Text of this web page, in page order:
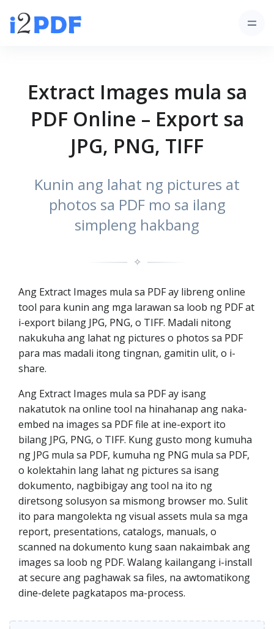
Extract Images mula sa
PDF Online – Export sa
JPG, PNG, TIFF
Kunin ang lahat ng pictures at
photos sa PDF mo sa ilang
simpleng hakbang
✧
Ang Extract Images mula sa PDF ay libreng online
tool para kunin ang mga larawan sa loob ng PDF at
i-export bilang JPG, PNG, o TIFF. Madali nitong
nakukuha ang lahat ng pictures o photos sa PDF
para mas madali itong tingnan, gamitin ulit, o i-
share.
Ang Extract Images mula sa PDF ay isang
nakatutok na online tool na hinahanap ang naka-
embed na images sa PDF file at ine-export ito
bilang JPG, PNG, o TIFF. Kung gusto mong kumuha
ng JPG mula sa PDF, kumuha ng PNG mula sa PDF,
o kolektahin lang lahat ng pictures sa isang
dokumento, nagbibigay ang tool na ito ng
diretsong solusyon sa mismong browser mo. Sulit
ito para mangolekta ng visual assets mula sa mga
report, presentations, catalogs, manuals, o
scanned na dokumento kung saan nakaimbak ang
images sa loob ng PDF. Walang kailangang i-install
at secure ang paghawak sa files, na awtomatikong
dine-delete pagkatapos ma-process.